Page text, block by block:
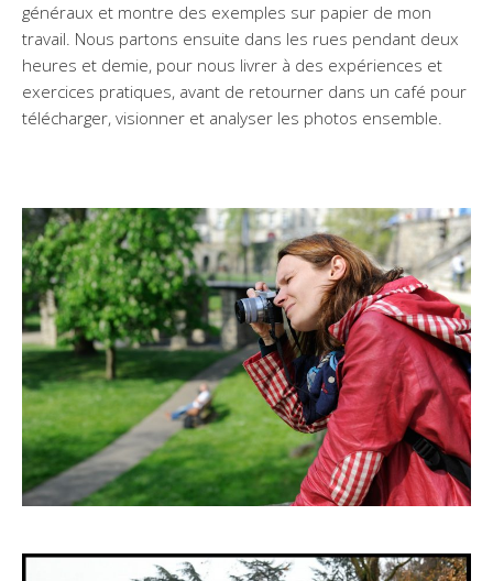
généraux et montre des exemples sur papier de mon
travail. Nous partons ensuite dans les rues pendant deux
heures et demie, pour nous livrer à des expériences et
exercices pratiques, avant de retourner dans un café pour
télécharger, visionner et analyser les photos ensemble.